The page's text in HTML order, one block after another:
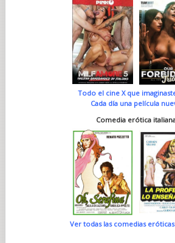
Todo el cine X que
Cada día una película
Comedia erótica
Ver todas las comedias